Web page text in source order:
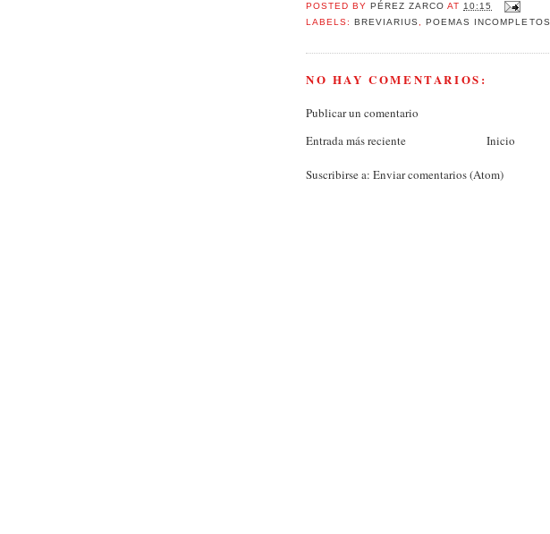
POSTED BYPÉREZ ZARCO AT 10:15
LABELS:BREVIARIUS ,POEMAS INCOMPLETOS
NO HAY COMENTARIOS:
Publicar un comentario
Entrada más reciente
Inicio
Suscribirse a: Enviar comentarios (Atom)